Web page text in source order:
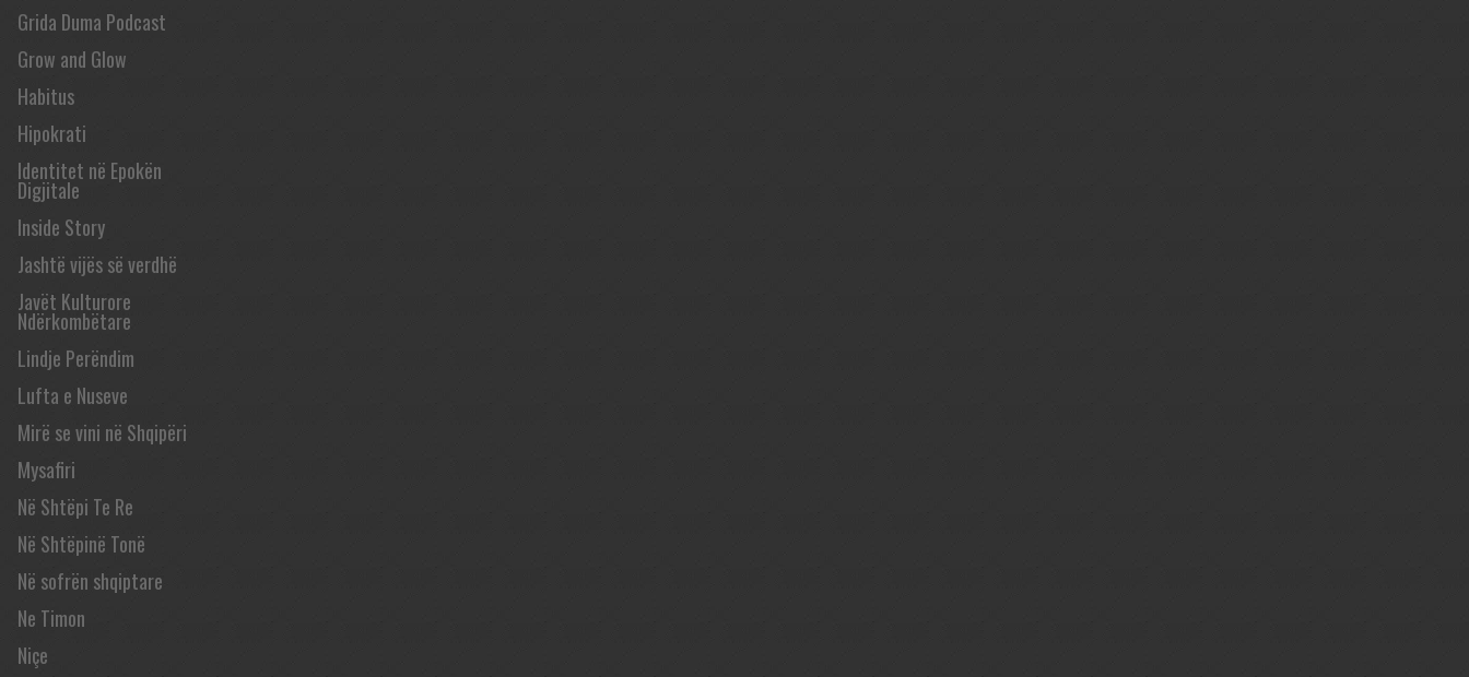
Grida Duma Podcast
Grow and Glow
Habitus
Hipokrati
Identitet në Epokën
Digjitale
Inside Story
Jashtë vijës së verdhë
Javët Kulturore
Ndërkombëtare
Lindje Perëndim
Lufta e Nuseve
Mirë se vini në Shqipëri
Mysafiri
Në Shtëpi Te Re
Në Shtëpinë Tonë
Në sofrën shqiptare
Ne Timon
Niçe